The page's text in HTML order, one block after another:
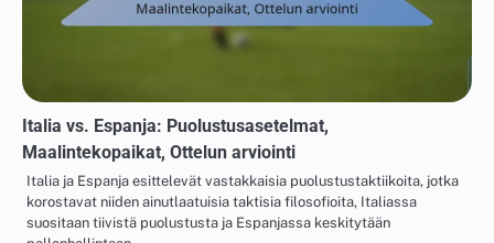
Italia vs. Espanja: Puolustusasetelmat,
Maalintekopaikat, Ottelun arviointi
Italia ja Espanja esittelevät vastakkaisia puolustustaktiikoita, jotka
korostavat niiden ainutlaatuisia taktisia filosofioita, Italiassa
suositaan tiivistä puolustusta ja Espanjassa keskitytään